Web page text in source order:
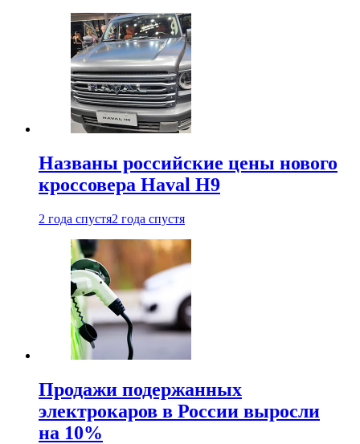
Названы российские цены нового
кроссовера Haval H9
2 года спустя2 года спустя
Продажи подержанных
электрокаров в России выросли
на 10%